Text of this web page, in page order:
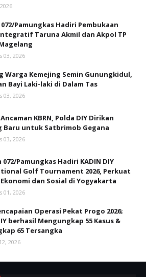
072/Pamungkas Hadiri Pembukaan
Taruna Akmil dan Akpol TP
03, 2026
Warga Kemejing Semin Gunungkidul,
Bayi Laki-laki di Dalam Tas
03, 2026
KBRN, Polda DIY Dirikan
Baru untuk Satbrimob Gegana
03, 2026
072/Pamungkas Hadiri KADIN DIY
Golf Tournament 2026, Perkuat
dan Sosial di Yogyakarta
01, 2026
Operasi Pekat Progo 2026;
berhasil Mengungkap 55 Kasus &
65 Tersangka
2026